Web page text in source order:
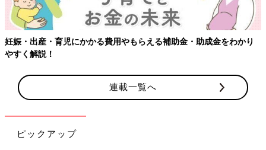
妊娠・出産・育児にかかる費用やもらえる補助金・助成金をわかり
やすく解説！
連載一覧へ
ピックアップ